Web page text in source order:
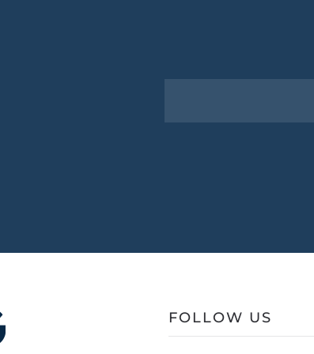
FOLLOW US